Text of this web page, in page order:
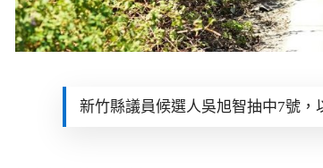
新竹縣議員候選人吳旭智抽中7號，